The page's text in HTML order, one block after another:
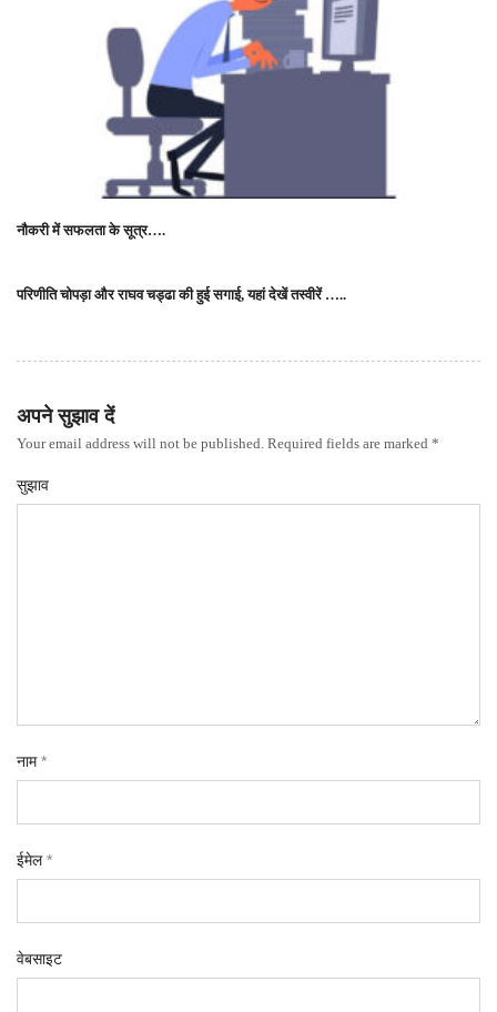
नौकरी में सफलता के सूत्र….
परिणीति चोपड़ा और राघव चड्ढा की हुई सगाई, यहां देखें तस्वीरें …..
अपने सुझाव दें
Your email address will not be published. Required fields are marked *
सुझाव
नाम*
ईमेल*
वेबसाइट